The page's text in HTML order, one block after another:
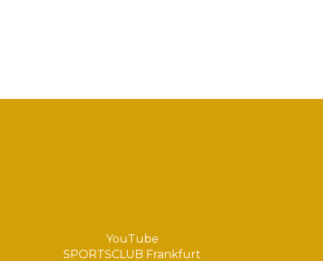
YouTube
SPORTSCLUB Frankfurt